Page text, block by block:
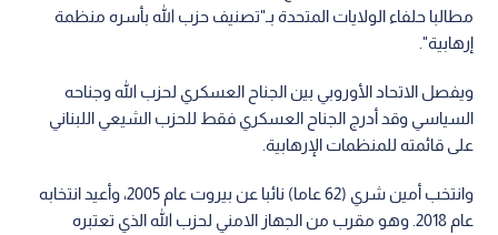
مطالبا حلفاء الولايات المتحدة بـ"تصنيف حزب الله بأسره منظمة
إرهابية".
ويفصل الاتحاد الأوروبي بين الجناح العسكري لحزب الله وجناحه
السياسي وقد أدرج الجناح العسكري فقط للحزب الشيعي اللبناني
على قائمته للمنظمات الإرهابية.
وانتخب أمين شري (62 عاما) نائبا عن بيروت عام 2005، وأعيد انتخابه
عام 2018. وهو مقرب من الجهاز الامني لحزب الله الذي تعتبره